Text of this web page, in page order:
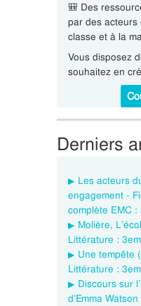
🎒 Des
par des acteurs
classe et à la
Vous disposez
souhaitez en
Derniers
Les acteurs
engagement -
complète EMC
Molière,
Littérature :
Une tempête
Littérature :
Discours sur
d’Emma